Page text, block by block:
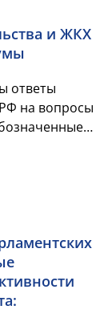
и ЖКХ
ответы
на вопросы